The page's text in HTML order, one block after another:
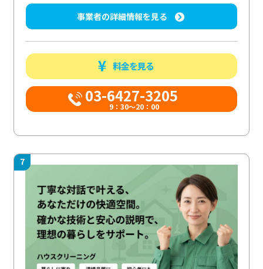
事業者の詳細情報を見る
料金を見る
03-6427-3205
9：30～20：00
7